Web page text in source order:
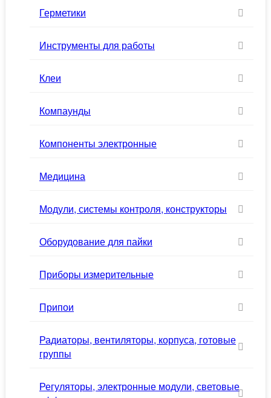
Герметики
Инструменты для работы
Клеи
Компаунды
Компоненты электронные
Медицина
Модули, системы контроля, конструкторы
Оборудование для пайки
Приборы измерительные
Припои
Радиаторы, вентиляторы, корпуса, готовые
группы
Регуляторы, электронные модули, световые